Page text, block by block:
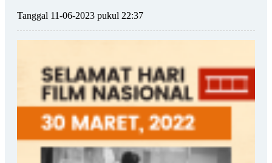
Tanggal 11-06-2023 pukul 22:37